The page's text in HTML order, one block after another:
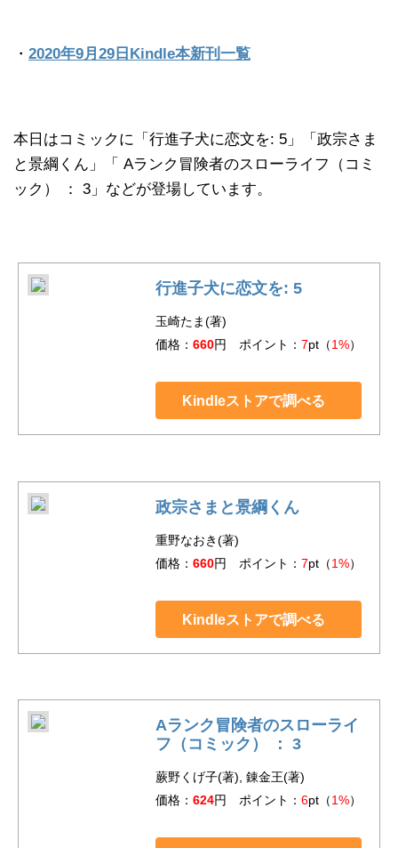
・ 2020年9月29日Kindle本新刊一覧
本日はコミックに「行進子犬に恋文を: 5」「政宗さま
と景綱くん」「 Aランク冒険者のスローライフ（コミ
ック） ： 3」などが登場しています。
行進子犬に恋文を: 5
玉崎たま(著)
価格： 660円 ポイント： 7pt（1%）
Kindleストアで調べる
政宗さまと景綱くん
重野なおき(著)
価格： 660円 ポイント： 7pt（1%）
Kindleストアで調べる
Aランク冒険者のスローライ
フ（コミック） ： 3
蕨野くげ子(著), 錬金王(著)
価格： 624円 ポイント： 6pt（1%）